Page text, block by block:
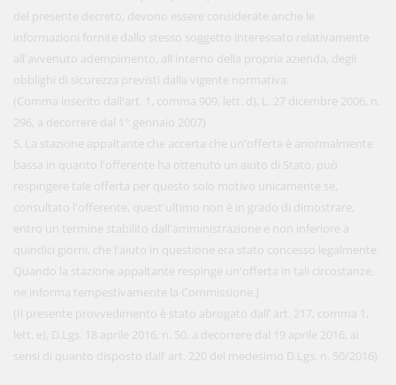
del presente decreto, devono essere considerate anche le
informazioni fornite dallo stesso soggetto interessato relativamente
all'avvenuto adempimento, all'interno della propria azienda, degli
obblighi di sicurezza previsti dalla vigente normativa.
(Comma inserito dall'art. 1, comma 909, lett. d), L. 27 dicembre 2006, n.
296, a decorrere dal 1° gennaio 2007)
5. La stazione appaltante che accerta che un'offerta è anormalmente
bassa in quanto l'offerente ha ottenuto un aiuto di Stato, può
respingere tale offerta per questo solo motivo unicamente se,
consultato l'offerente, quest'ultimo non è in grado di dimostrare,
entro un termine stabilito dall'amministrazione e non inferiore a
quindici giorni, che l'aiuto in questione era stato concesso legalmente.
Quando la stazione appaltante respinge un'offerta in tali circostanze,
ne informa tempestivamente la Commissione.]
(Il presente provvedimento è stato abrogato dall’ art. 217, comma 1,
lett. e), D.Lgs. 18 aprile 2016, n. 50, a decorrere dal 19 aprile 2016, ai
sensi di quanto disposto dall’ art. 220 del medesimo D.Lgs. n. 50/2016)